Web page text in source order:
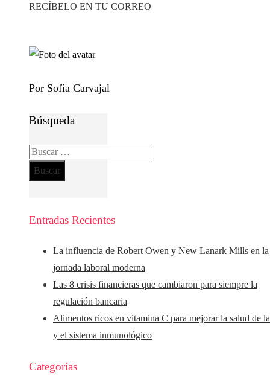
RECÍBELO EN TU CORREO
Por Sofía Carvajal
Búsqueda
Buscar:
Entradas Recientes
La influencia de Robert Owen y New Lanark Mills en la
jornada laboral moderna
Las 8 crisis financieras que cambiaron para siempre la
regulación bancaria
Alimentos ricos en vitamina C para mejorar la salud de
y el sistema inmunológico
Categorías